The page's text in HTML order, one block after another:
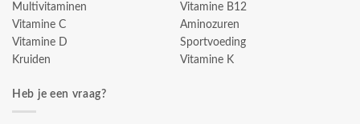
Multivitaminen
Vitamine C
Vitamine D
Kruiden
Vitamine B12
Aminozuren
Sportvoeding
Vitamine K
Heb je een vraag?